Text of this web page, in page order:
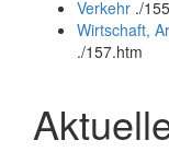
Verkehr ./
Wirtschaft,
./157.htm